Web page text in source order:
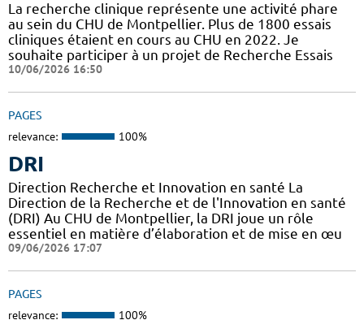
La recherche clinique représente une activité phare
au sein du CHU de Montpellier. Plus de 1800 essais
cliniques étaient en cours au CHU en 2022. Je
souhaite participer à un projet de Recherche Essais
10/06/2026 16:50
PAGES
relevance: 100%
DRI
Direction Recherche et Innovation en santé La
Direction de la Recherche et de l'Innovation en santé
(DRI) Au CHU de Montpellier, la DRI joue un rôle
essentiel en matière d’élaboration et de mise en œu
09/06/2026 17:07
PAGES
relevance: 100%